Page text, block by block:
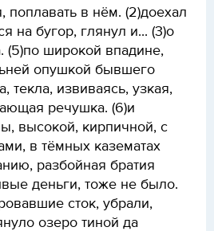
поплавать в нём. (2)доехал
на бугор, глянул и... (3)о
(5)по широкой впадине,
опушкой бывшего
текла, извиваясь, узкая,
речушка. (6)и
высокой, кирпичной, с
в тёмных казематах
разбойная братия
деньги, тоже не было.
сток, убрали,
озеро тиной да